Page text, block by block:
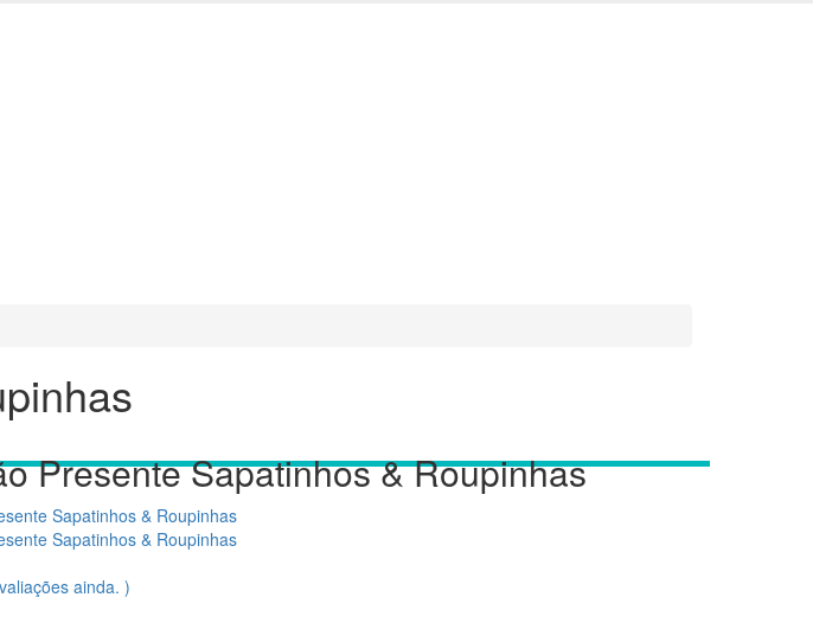
Presente Sapatinhos & Roupinhas
Sapatinhos & Roupinhas
Sapatinhos & Roupinhas
ainda. )